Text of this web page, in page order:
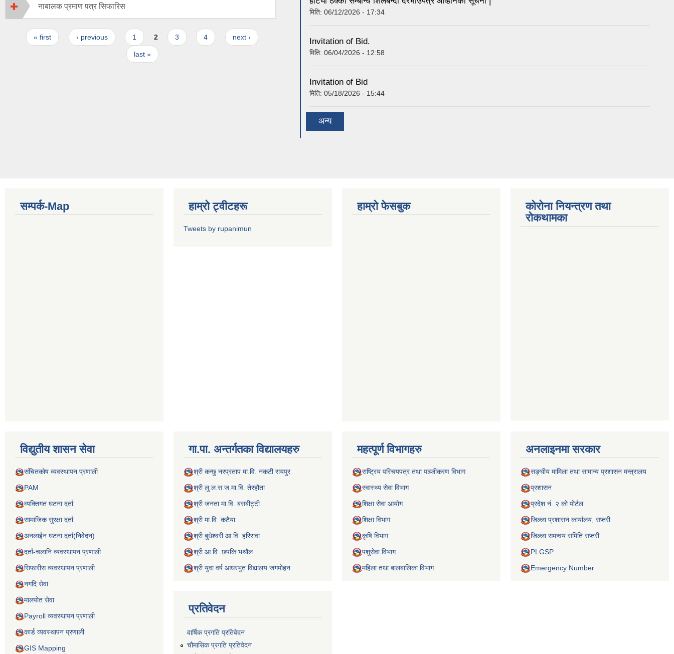
नाबालक प्रमाण पत्र सिफारिस
Pages
« first ‹ previous 1 2 3 4 next ›
last »
मिति: 06/12/2026 - 17:34
Invitation of Bid.
मिति: 06/04/2026 - 12:58
Invitation of Bid
मिति: 05/18/2026 - 15:44
अन्य
सम्पर्क-Map हाम्रो ट्वीटहरू
Tweets by rupanimun
हाम्रो फेसबुक
कोरोना नियन्त्रण तथा
रोकथामका
विद्य‍ुतीय शासन सेवा
संचितकोष व्यवस्थापन प्रणाली
PAM
व्यक्तिगत घटना दर्ता
सामाजिक सुरक्षा दर्ता
अनलाईन घटना दर्ता(निवेदन)
दर्ता-चलानि व्यवस्थापन प्रणाली
सिफारीस व्यवस्थापन प्रणाली
नगदि सेवा
मालपोत सेवा
Payroll व्यवस्थापन प्रणाली
कार्ड व्यवस्थापन प्रणाली
GIS Mapping
गा.पा. अन्तर्गतका विद्यालयहरु
श्री कन्छु नरप्रताप मा.वि. नकटी रायपुर
श्री लु.ल.स.ज.मा.वि. तेरहौता
श्री जनता मा.वि. बसबीट्टी
श्री मा.वि. कटैया
श्री बुधेश्वरी आ.वि. हरिरावा
श्री आ.वि. छपकि भथौल
श्री युवा वर्ष आधरभुत विद्यालय जगमोहन
प्रतिवेदन
वार्षिक प्रगति प्रतिवेदन
चौमासिक प्रगति प्रतिवेदन
महत्पूर्ण विभागहरु
राष्ट्रिय परिचयपत्र तथा पञ्जीकरण विभाग
स्वास्थ्य सेवा विभाग
शिक्षा सेवा आयोग
शिक्षा विभाग
कृषि विभाग
पशुसेवा विभाग
महिला तथा बालबालिका विभाग
अनलाइनमा सरकार
सङ्घीय मामिला तथा सामान्य प्रशासन मन्त्रालय
प्रशासन
प्रदेश नं. २ को पोर्टल
जिल्ला प्रशासन कार्यालय, सप्तरी
जिल्ला समन्वय समिति सप्तरी
PLGSP
Emergency Number